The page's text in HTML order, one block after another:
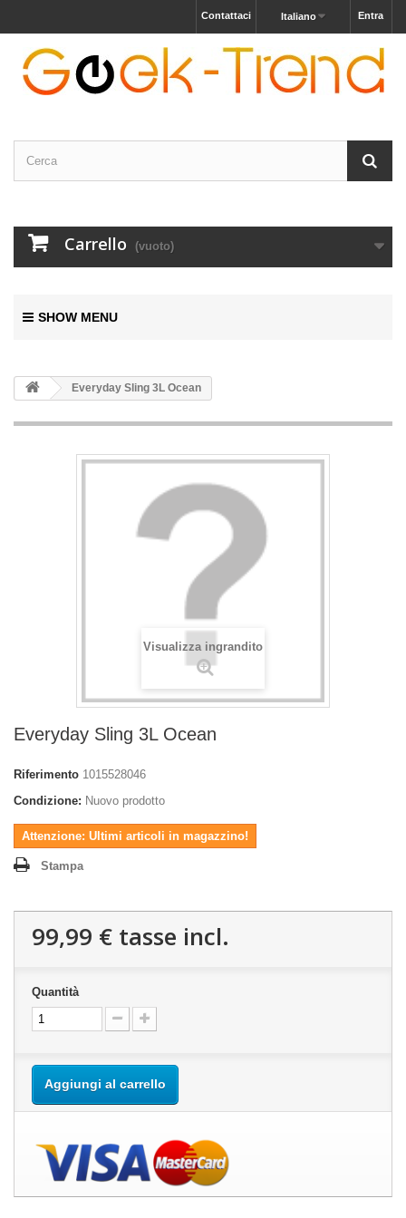
Entra
Italiano
Contattaci
Carrello (vuoto)
SHOW MENU
Everyday Sling 3L Ocean
Visualizza ingrandito
Everyday Sling 3L Ocean
Riferimento 1015528046
Condizione: Nuovo prodotto
Attenzione: Ultimi articoli in magazzino!
Stampa
99,99 € tasse incl.
Quantità
Aggiungi al carrello